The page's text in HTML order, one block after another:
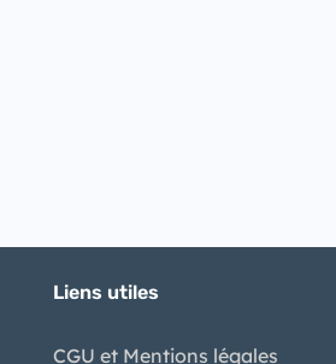
Liens utiles
CGU et Mentions légales